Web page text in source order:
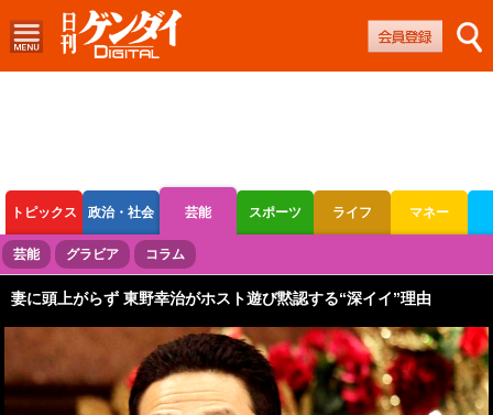
トピックス 政治・社会 芸能 スポーツ ライフ マネー
ボートレース 競輪 オートレース
芸能 グラビア コラム
妻に頭上がらず 東野幸治がホスト遊び黙認する“深イイ”理由